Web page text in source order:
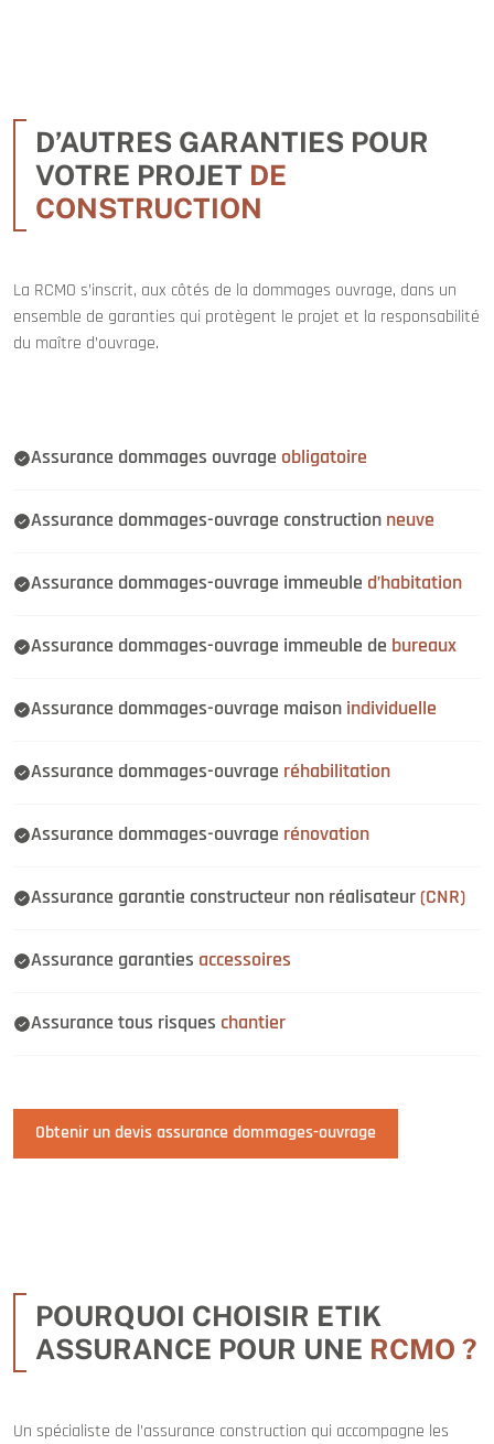
D’AUTRES GARANTIES POUR
VOTRE PROJET DE
CONSTRUCTION
La RCMO s’inscrit, aux côtés de la dommages ouvrage, dans un
ensemble de garanties qui protègent le projet et la responsabilité
du maître d’ouvrage.
Assurance dommages ouvrage obligatoire
Assurance dommages-ouvrage construction neuve
Assurance dommages-ouvrage immeuble d’habitation
Assurance dommages-ouvrage immeuble de bureaux
Assurance dommages-ouvrage maison individuelle
Assurance dommages-ouvrage réhabilitation
Assurance dommages-ouvrage rénovation
Assurance garantie constructeur non réalisateur(CNR)
Assurance garanties accessoires
Assurance tous risques chantier
Obtenir un devis assurance dommages-ouvrage
POURQUOI CHOISIR ETIK
ASSURANCE POUR UNE RCMO ?
Un spécialiste de l’assurance construction qui accompagne les